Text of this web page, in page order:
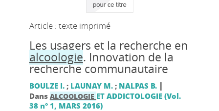
Article : texte imprimé
Les usagers et la recherche en
alcoologie. Innovation de la
recherche communautaire
BOULZE I.; LAUNAY M.; NALPAS B. |
Dans ALCOOLOGIE ET ADDICTOLOGIE (Vol.
38 n° 1, MARS 2016)